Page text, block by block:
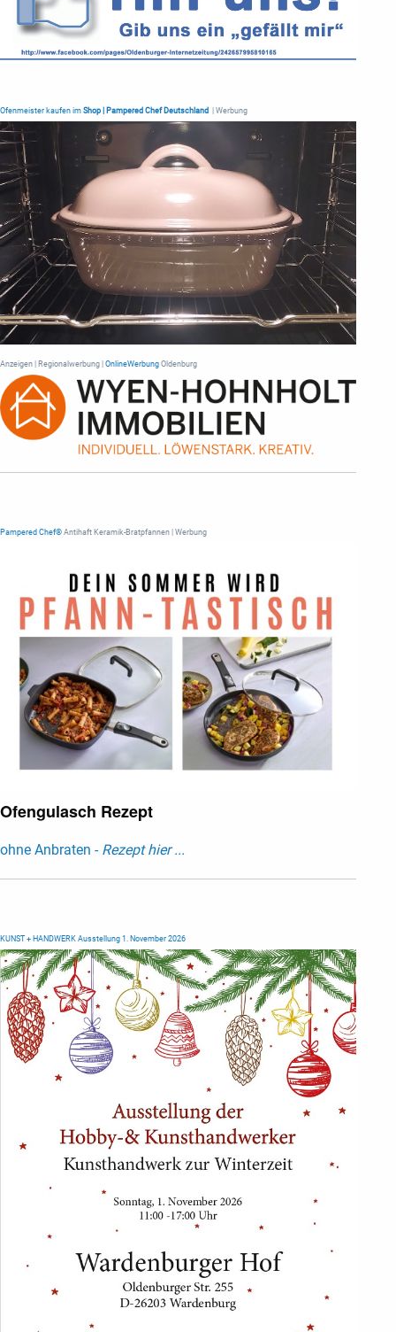
Ofenmeister kaufen im Shop | Pampered Chef Deutschland | Werbung
Anzeigen | Regionalwerbung | OnlineWerbung Oldenburg
Pampered Chef® Antihaft Keramik-Bratpfannen | Werbung
Ofengulasch Rezept
ohne Anbraten - Rezept hier ...
KUNST + HANDWERK Ausstellung 1. November 2026